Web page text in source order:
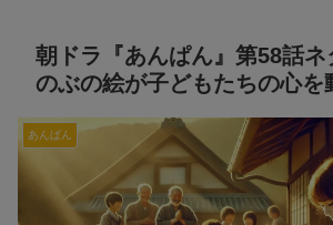
朝ドラ『あんぱん』第58話ネ
のぶの絵が子どもたちの心を
あんぱん